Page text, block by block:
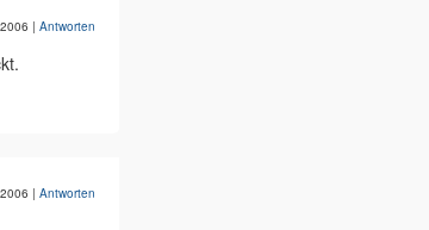
| Antworten
| Antworten